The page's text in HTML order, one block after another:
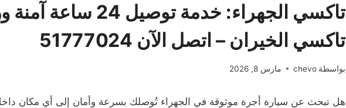
تاكسي الجهراء: خدمة
تاكسي الخيران – اتصل الآن 51777024
بواسطة chevo مارس 8, 2026
هل تبحث عن سيارة أجرة موثوقة في الجهراء تُوصلك بسرعة وأمان إلى أي مكان